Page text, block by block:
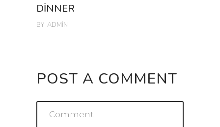
DINNER
BY ADMIN
POST A COMMENT